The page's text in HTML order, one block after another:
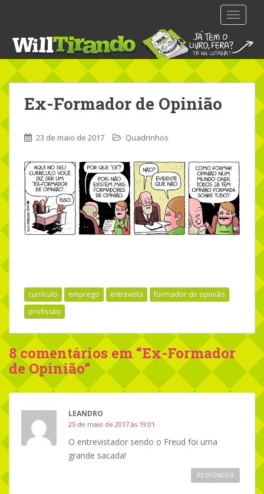
t
m
n
o
e
Ex-Formador de Opinião
23 de maio de 2017 Quadrinhos
currículo emprego entrevista
formador de opinião
profissão
8 comentários em “Ex-Formador
de Opinião”
LEANDRO
25 de maio de 2017 às 19:01
O entrevistador sendo o Freud foi uma
grande sacada!
RESPONDER